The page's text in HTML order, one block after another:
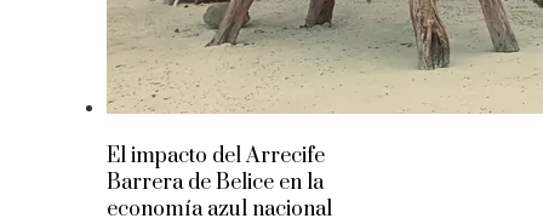
El impacto del Arrecife
Barrera de Belice en la
economía azul nacional